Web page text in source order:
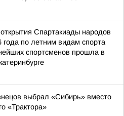
Спартакиады народов
года по летним видам спорта
спортсменов прошла в
выбрал «Сибирь» вместо
«Трактора»